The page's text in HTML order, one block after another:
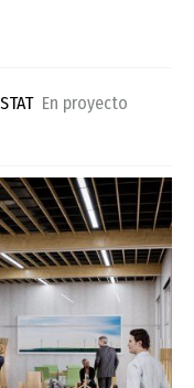
En proyecto